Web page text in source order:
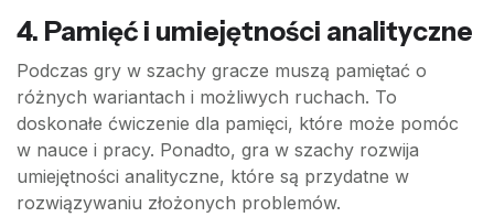
4. Pamięć i umiejętności analityczne
Podczas gry w szachy gracze muszą pamiętać o
różnych wariantach i możliwych ruchach. To
doskonałe ćwiczenie dla pamięci, które może pomóc
w nauce i pracy. Ponadto, gra w szachy rozwija
umiejętności analityczne, które są przydatne w
rozwiązywaniu złożonych problemów.